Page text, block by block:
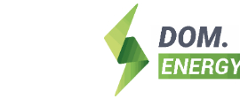
Se rendre au contenu